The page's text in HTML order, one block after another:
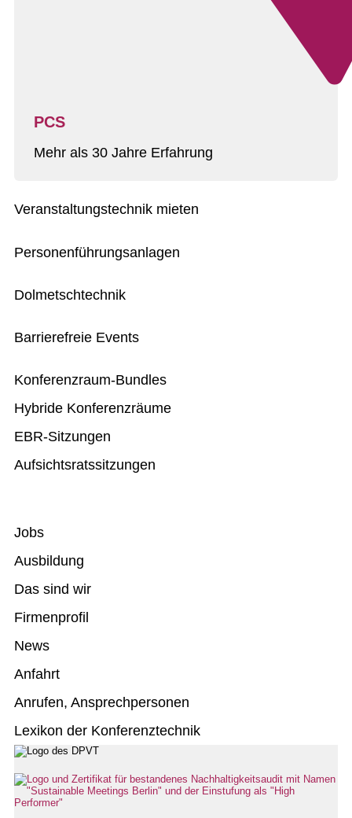
PCS
Mehr als 30 Jahre Erfahrung
Veranstaltungstechnik mieten
Personenführungsanlagen
Dolmetschtechnik
Barrierefreie Events
Konferenzraum-Bundles
Hybride Konferenzräume
EBR-Sitzungen
Aufsichtsratssitzungen
Jobs
Ausbildung
Das sind wir
Firmenprofil
News
Anfahrt
Anrufen, Ansprechpersonen
Lexikon der Konferenztechnik